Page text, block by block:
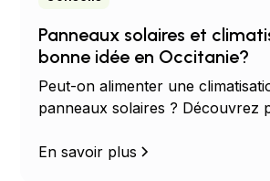
Panneaux solaires et
bonne idée en Occitanie?
Peut-on alimenter une
panneaux solaires ? Découvrez
facture d'électricité en Occitanie.
En savoir plus